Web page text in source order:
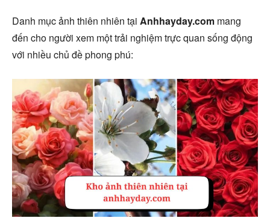
Danh mục ảnh thiên nhiên tại Anhhayday.com mang
đến cho người xem một trải nghiệm trực quan sống động
với nhiều chủ đề phong phú: